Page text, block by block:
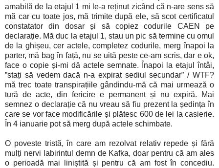
amabilă de la etajul 1 mi le-a reținut zicând că n-are sens să
mă car cu toate jos, mă trimite după ele, să scot certificatul
constatator din dosar și să copiez codurile CAEN pe
declarație. Mă duc la etajul 1, stau un pic să termine cu omul
de la ghișeu, cer actele, completez codurile, merg înapoi la
parter, mă bag în față, nu se uită peste ce-am scris, dar e ok,
face o copie și-mi dă actele semnate. Înapoi la etajul întâi,
”stați să vedem dacă n-a expirat sediul secundar” / WTF?
mă trec toate transpirațiile gândindu-mă că mai urmează o
tură de acte, din fericire e permanent și nu expiră. Mai
semnez o declarație că nu vreau să fiu prezent la ședința în
care se vor face modificările și plătesc 600 de lei la casierie.
În 4 ianuarie pot să merg după actele schimbate.
O poveste tristă, în care am rezolvat relativ repede și fără
mulți nervi labirintul demn de Kafka, doar pentru că am ales
o perioadă mai liniștită și pentru că am fost în concediu.